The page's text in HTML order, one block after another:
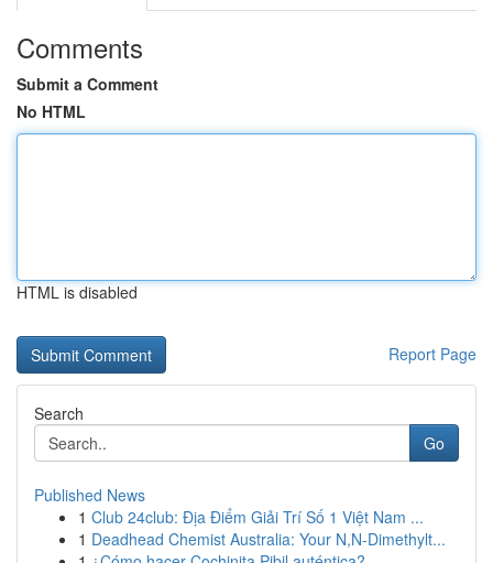
Comments
Submit a Comment
No HTML
HTML is disabled
Report Page
Search
Go
Published News
1 Club 24club: Địa Điểm Giải Trí Số 1 Việt Nam ...
1 Deadhead Chemist Australia: Your N,N-Dimethylt...